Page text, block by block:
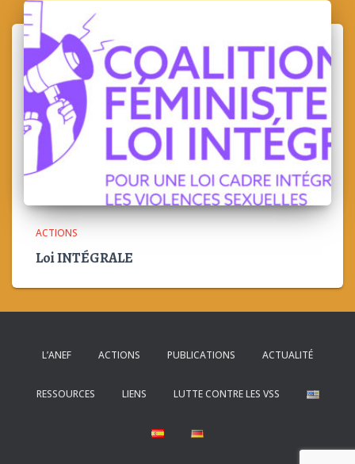
ACTIONS
Loi INTÉGRALE
L’ANEF ACTIONS PUBLICATIONS ACTUALITÉ
RESSOURCES LIENS LUTTE CONTRE LES VSS